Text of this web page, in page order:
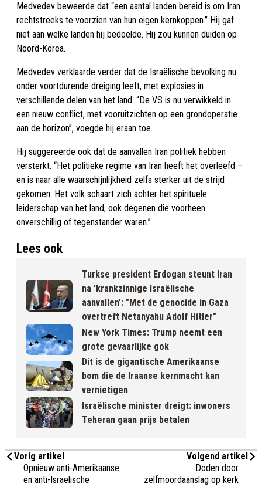
Medvedev beweerde dat “een aantal landen bereid is om Iran
rechtstreeks te voorzien van hun eigen kernkoppen.” Hij gaf
niet aan welke landen hij bedoelde. Hij zou kunnen duiden op
Noord-Korea.
Medvedev verklaarde verder dat de Israëlische bevolking nu
onder voortdurende dreiging leeft, met explosies in
verschillende delen van het land. “De VS is nu verwikkeld in
een nieuw conflict, met vooruitzichten op een grondoperatie
aan de horizon”, voegde hij eraan toe.
Hij suggereerde ook dat de aanvallen Iran politiek hebben
versterkt. “Het politieke regime van Iran heeft het overleefd –
en is naar alle waarschijnlijkheid zelfs sterker uit de strijd
gekomen. Het volk schaart zich achter het spirituele
leiderschap van het land, ook degenen die voorheen
onverschillig of tegenstander waren.”
Lees ook
Turkse president Erdogan steunt Iran
na 'krankzinnige Israëlische
aanvallen': "Met de genocide in Gaza
overtreft Netanyahu Adolf Hitler"
New York Times: Trump neemt een
grote gevaarlijke gok
Dit is de gigantische Amerikaanse
bom die de Iraanse kernmacht kan
vernietigen
Israëlische minister dreigt: inwoners
Teheran gaan prijs betalen
Vorig artikel
Opnieuw anti-Amerikaanse
en anti-Israëlische
Volgend artikel
Doden door
zelfmoordaanslag op kerk